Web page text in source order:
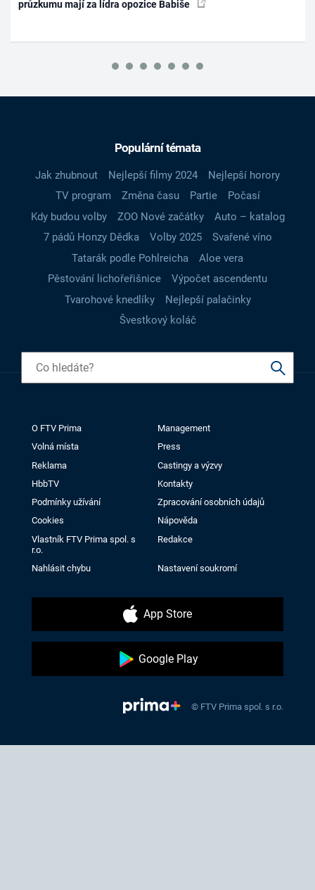
průzkumu mají za lídra opozice Babiše
Populární témata
Jak zhubnout Nejlepší filmy 2024
Nejlepší horory
TV program
Změna času Partie
Počasí
Kdy budou volby
ZOO Nové začátky
Auto – katalog
7 pádů Honzy Dědka
Volby 2025
Svařené víno
Tatarák podle Pohlreicha
Aloe vera
Pěstování lichořeřišnice
Výpočet ascendentu
Tvarohové knedlíky
Nejlepší palačinky
Švestkový koláč
O FTV Prima
Management
Volná místa
Press
Reklama
Castingy a výzvy
HbbTV
Kontakty
Podmínky užívání
Zpracování osobních údajů
Cookies
Nápověda
Vlastník FTV Prima spol. s
r.o.
Redakce
Nahlásit chybu Nastavení soukromí
App Store
Google Play
© FTV Prima spol. s r.o.